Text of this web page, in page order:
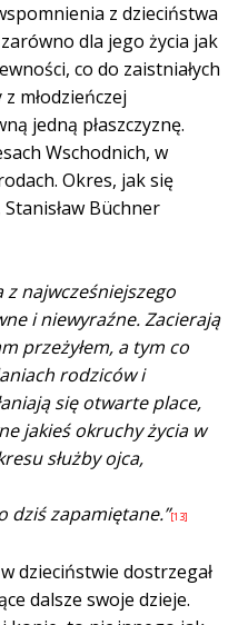
z dzieciństwa
dla jego życia jak
co do zaistniałych
młodzieńczej
jedną płaszczyznę.
Wschodnich, w
Okres, jak się
Büchner
najwcześniejszego
i niewyraźne. Zacierają
przeżyłem, a tym co
rodziców i
się otwarte place,
jakieś okruchy życia w
służby ojca,
zapamiętane.”[13]
dzieciństwie dostrzegał
dalsze swoje dzieje.